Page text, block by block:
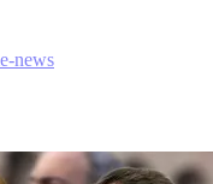
news